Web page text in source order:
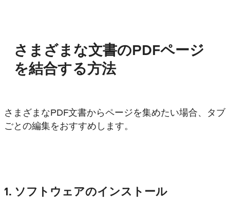
さまざまな文書のPDFページ
を結合する方法
さまざまなPDF文書からページを集めたい場合、タブ
ごとの編集をおすすめします。
1. ソフトウェアのインストール